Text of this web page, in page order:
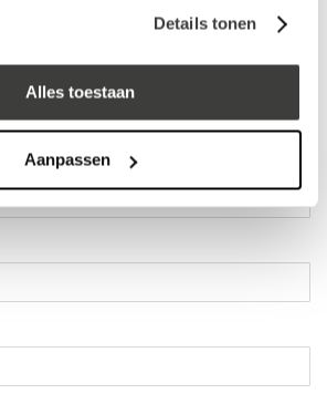
Details tonen
Alles toestaan
Aanpassen